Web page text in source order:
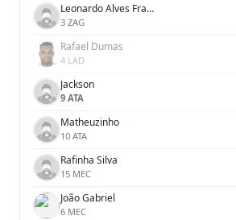
Leonardo Alves Franzin
3 ZAG
Rafael Dumas
4 LAD
Jackson
9 ATA
Matheuzinho
10 ATA
Rafinha Silva
15 MEC
João Gabriel
6 MEC